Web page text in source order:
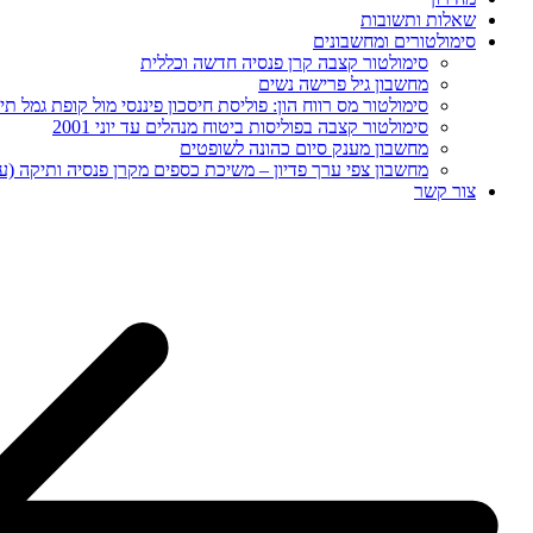
שאלות ותשובות
סימולטורים ומחשבונים
סימולטור קצבה קרן פנסיה חדשה וכללית
מחשבון גיל פרישה נשים
סימולטור מס רווח הון: פוליסת חיסכון פיננסי מול קופת גמל תיקון
סימולטור קצבה בפוליסות ביטוח מנהלים עד יוני 2001
מחשבון מענק סיום כהונה לשופטים
מחשבון צפי ערך פדיון – משיכת כספים מקרן פנסיה ותיקה
צור קשר